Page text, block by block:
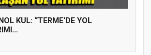
KUL: “TERME'DE YOL